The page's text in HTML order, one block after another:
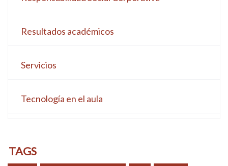
Resultados académicos
Servicios
Tecnología en el aula
TAGS